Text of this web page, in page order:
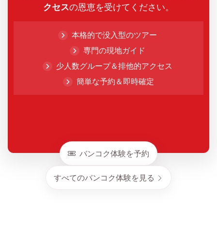
クセスの恩恵を受けてください。
本格的で没入型のツアー
専門の現地ガイド
少人数グループ＆排他的アクセス
簡単な予約＆即時確定
バンコク体験を予約
すべてのバンコク体験を見る